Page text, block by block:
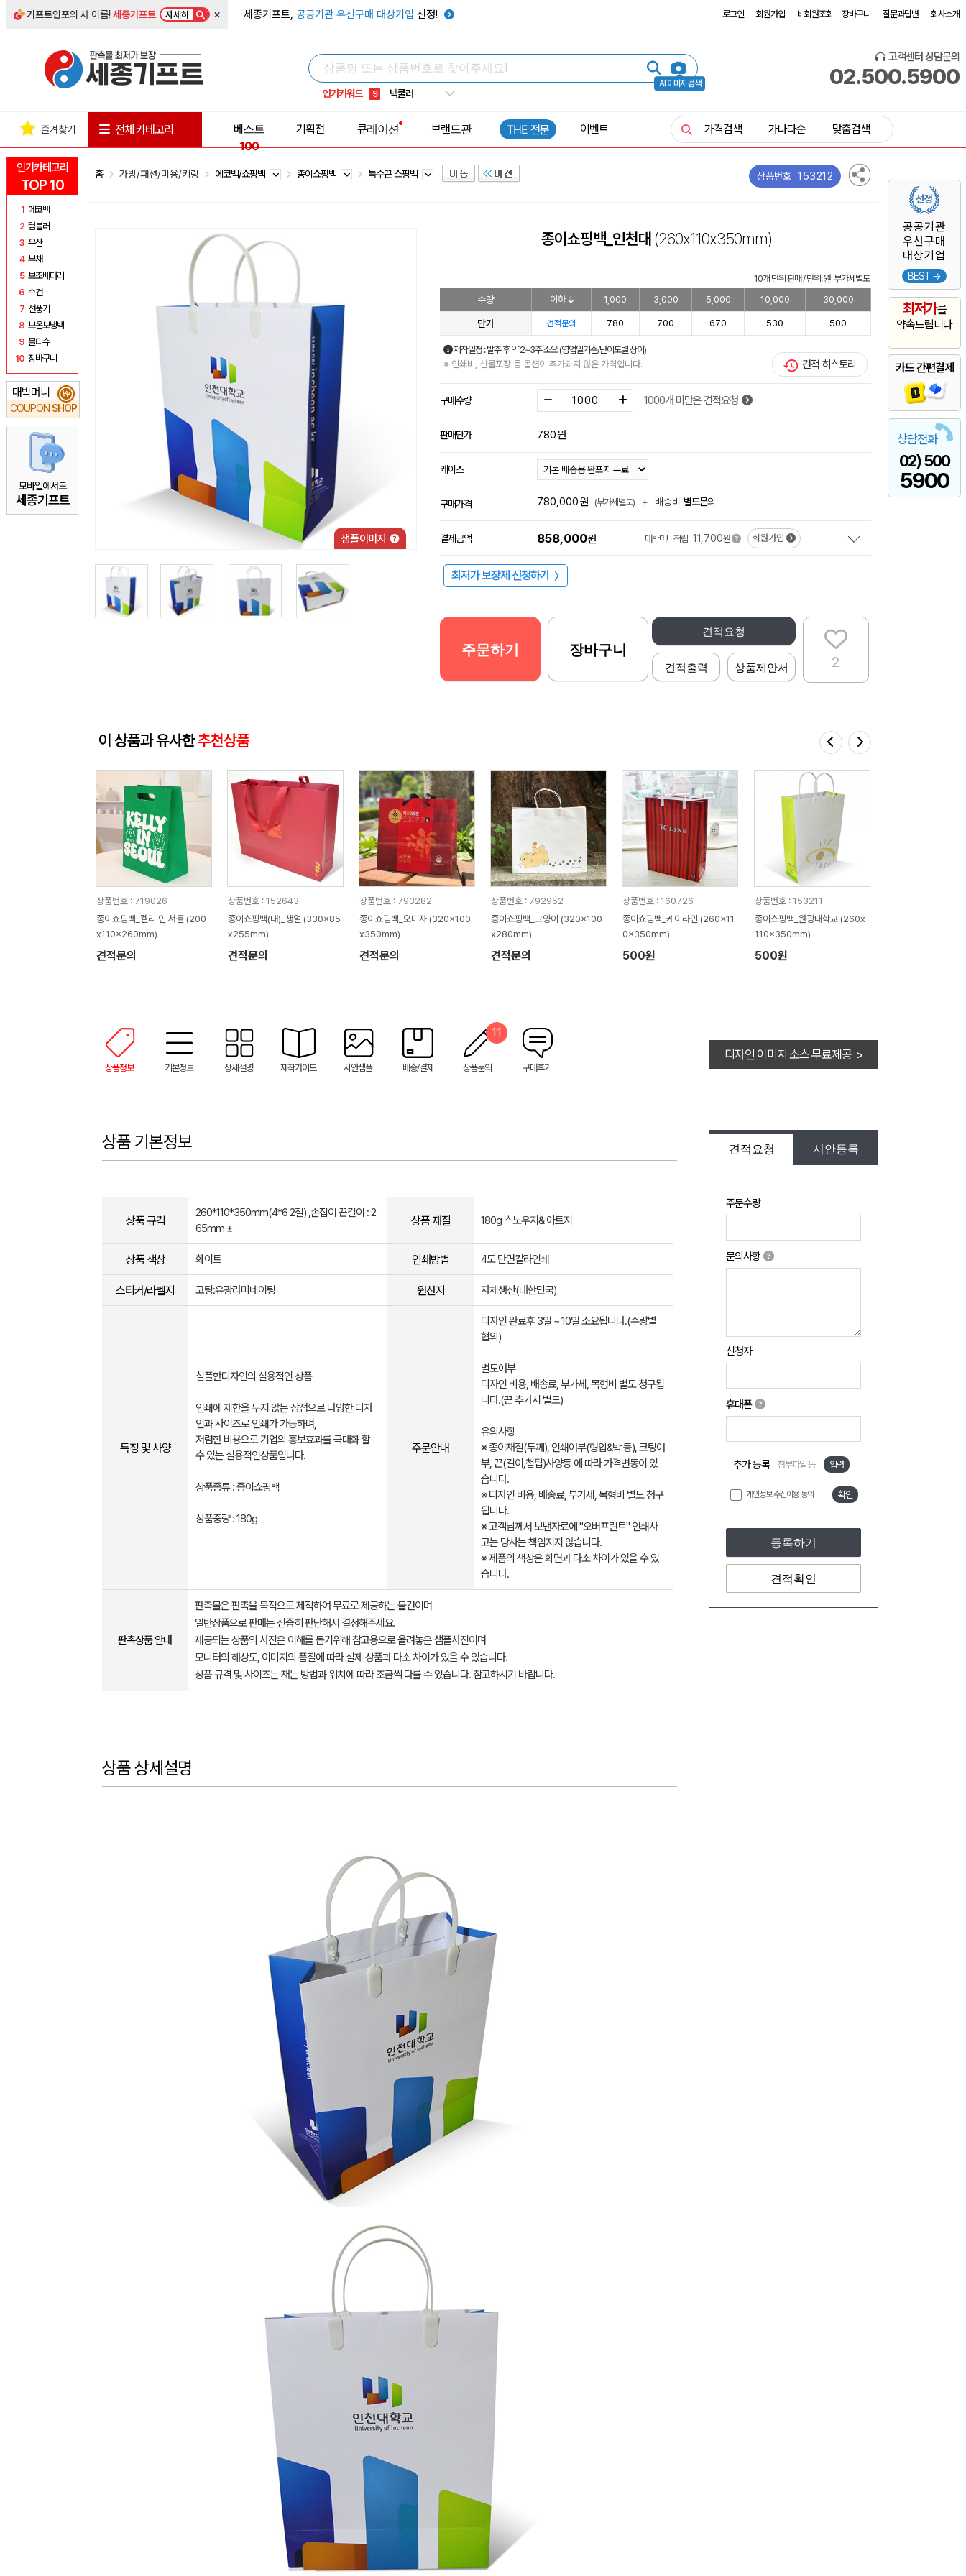
기프트인포의 새 이름!세종기프트 자세히 × 세종기프트, 공공기관 우선구매 대상기업 선정! 로그인 회원가입 비회원조회 장바구니 질문과답변 회사소개
AI 이미지 검색
인기키워드
5 키캡
8 쿨토시
9 넥쿨러
1 선풍기
고객센터 상담문의
02.500.5900
인기카테고리
TOP 10
1 에코백
2 텀블러
3 우산
4 부채
5 보조배터리
6 수건
7 선풍기
8 보온보냉백
9 물티슈
10 장바구니
대박머니
COUPON SHOP
₩
모바일에서도
세종기프트
공공기관
우선구매
대상기업
BEST →
최저가를
약속드립니다
카드 간편결제
상담전화
02) 500
5900
즐겨찾기 전체 카테고리
베스트
100
기획전 큐레이션 브랜드관 THE 전문 이벤트 가격검색 가나다순 맞춤검색
홈 가방/패션/미용/키링 에코백/쇼핑백 종이쇼핑백 특수끈 쇼핑백 상품번호 153212
종이쇼핑백_인천대(260x110x350mm)
10개 단위 판매 / 단위: 원 부가세별도
수량 이하 1,000 3,000 5,000 10,000 30,000
단가 견적문의 780 700 670 530 500
제작일정 : 발주 후 약 2~3주 소요 (영업일기준/난이도별 상이)
※ 인쇄비, 선물포장 등 옵션이 추가되지 않은 가격입니다.
견적 히스토리
구매수량 1000개 미만은 견적요청
판매단가 780원
케이스
구매가격 780,000원 (부가세별도) + 배송비 별도문의
결제금액 858,000원 대박머니적립 11,700원 회원가입
최저가 보장제 신청하기 〉
2
견적요청
견적출력 상품제안서
주문하기 장바구니
이 상품과 유사한추천상품
상품번호 : 719026
종이쇼핑백_켈리 인 서울 (200
x110x260mm)
견적문의
상품번호 : 152643
종이쇼핑백(대)_생얼 (330x85
x255mm)
견적문의
상품번호 : 793282
종이쇼핑백_오미자 (320x100
x350mm)
견적문의
상품번호 : 792952
종이쇼핑백_고양이 (320x100
x280mm)
견적문의
상품번호 : 160726
종이쇼핑백_케이라인 (260x11
0x350mm)
500원
상품번호 : 153211
종이쇼핑백_원광대학교 (260x
110x350mm)
500원
상품정보 기본정보 상세설명 제작가이드 시안샘플 배송/결제 상품문의
11
구매후기
디자인 이미지 소스 무료제공 >
견적요청 시안등록
주문수량
문의사항
신청자
휴대폰
추가 등록 첨부파일 등 입력
개인정보 수집이용 동의 확인
등록하기
견적확인
상품 기본정보
상품 규격
260*110*350mm(4*6 2절) ,손잡이 끈길이 : 2
65mm ±
상품 재질 180g 스노우지& 아트지
상품 색상 화이트 인쇄방법 ​4도 단면칼라인쇄
스티커/라벨지 코팅:유광라미네이팅 원산지 자체생산(대한민국)
특징 및 사양
심플한디자인의 실용적인 상품
인쇄에 제한을 두지 않는 장점으로 다양한 디자
인과 사이즈로 인쇄가 가능하며,
저렴한 비용으로 기업의 홍보효과를 극대화 할
수 있는 실용적인상품입니다.
상품종류 : 종이쇼핑백
상품중량 : 180g
주문안내
디자인 완료후 3일 ~ 10일 소요됩니다.(수량별
협의)​
별도여부
디자인 비용, 배송료, 부가세, 목형비 별도 청구됩
니다.(끈 추가시 별도)
유의사항
※ 종이재질(두께), 인쇄여부(형압&박 등), 코팅여
부, 끈(길이,첩팁)사양등 에 따라 가격변동이 있
습니다.
※ 디자인 비용, 배송료, 부가세, 목형비 별도 청구
됩니다.
※ 고객님께서 보낸자료에 "오버프린트" 인쇄사
고는 당사는 책임지지 않습니다.
※ 제품의 색상은 화면과 다소 차이가 있을 수 있
습니다.​
판촉상품 안내
판촉물은 판촉을 목적으로 제작하여 무료로 제공하는 물건이며
일반상품으로 판매는 신중히 판단해서 결정해주세요.
제공되는 상품의 사진은 이해를 돕기위해 참고용으로 올려놓은 샘플사진이며
모니터의 해상도, 이미지의 품질에 따라 실제 상품과 다소 차이가 있을 수 있습니다.
상품 규격 및 사이즈는 재는 방법과 위치에 따라 조금씩 다를 수 있습니다. 참고하시기 바랍니다.
상품 상세설명